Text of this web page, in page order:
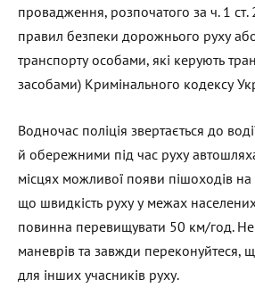
провадження, розпочатого за ч. 1
правил безпеки дорожнього руху або
транспорту особами, які керують
засобами) Кримінального кодексу
Водночас поліція звертається до
й обережними під час руху
місцях можливої появи пішоходів на
що швидкість руху у межах
повинна перевищувати 50 км/год. Не
маневрів та завжди переконуйтеся,
для інших учасників руху.